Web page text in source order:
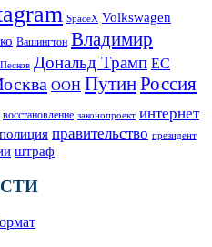
SpaceX Volkswagen
Вашингтон Владимир
Дональд Трамп ЕС
ООН ПутинРоссия
восстановление законопроект интернет
полиция правительство президент
штраф